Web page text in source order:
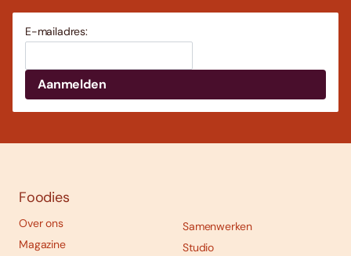
E-mailadres:
Foodies
Over ons
Magazine
Samenwerken
Studio